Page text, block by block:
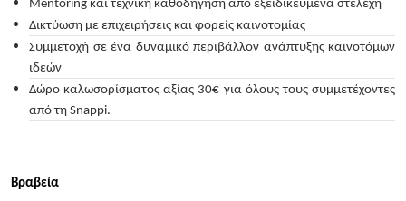
Mentoring και τεχνική καθοδήγηση από εξειδικευμένα στελέχη
Δικτύωση με επιχειρήσεις και φορείς καινοτομίας
Συμμετοχή σε ένα δυναμικό περιβάλλον ανάπτυξης καινοτόμων
ιδεών
Δώρο καλωσορίσματος αξίας 30€ για όλους τους συμμετέχοντες
από τη Snappi.
Βραβεία